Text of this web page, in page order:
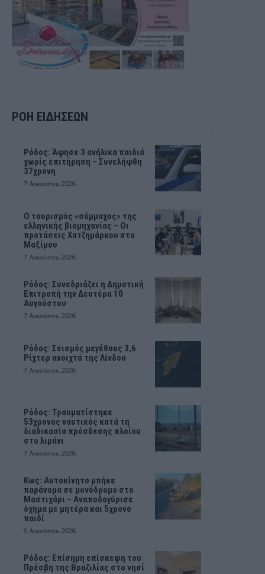
ΡΟΗ ΕΙΔΗΣΕΩΝ
Ρόδος: Άφησε 3 ανήλικα παιδιά
χωρίς επιτήρηση – Συνελήφθη
37χρονη
7 Αυγούστου, 2026
Ο τουρισμός «σύμμαχος» της
ελληνικής βιομηχανίας – Οι
προτάσεις Χατζημάρκου στο
Μαξίμου
7 Αυγούστου, 2026
Ρόδος: Συνεδριάζει η Δημοτική
Επιτροπή την Δευτέρα 10
Αυγούστου
7 Αυγούστου, 2026
Ρόδος: Σεισμός μεγέθους 3,6
Ρίχτερ ανοιχτά της Λίνδου
7 Αυγούστου, 2026
Ρόδος: Τραυματίστηκε
53χρονος ναυτικός κατά τη
διαδικασία πρόσδεσης πλοίου
στο λιμάνι
7 Αυγούστου, 2026
Kως: Αυτοκίνητο μπήκε
παράνομα σε μονόδρομο στο
Μαστιχάρι – Αναποδογύρισε
όχημα με μητέρα και 5χρονο
παιδί
6 Αυγούστου, 2026
Ρόδος: Επίσημη επίσκεψη του
Πρέσβη της Βραζιλίας στο νησί